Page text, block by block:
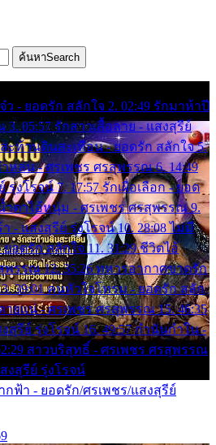
ค้นหาSearch
ว - ยอดรัก สลักใจ 2. 02:49 รักมาห้าปี
05:57 รักสาวเสื้อลาย - แสงสุรีย์
สะท้านดินสะเทือน - ยอดรัก สลักใจ 5.
หล่น - ศรเพชร ศรสุพรรณ 6. 14:49
รุ่งโรจน์ 7. 17:57 รักเผื่อเลือก - ยอด
ำตาไอ้หนุ่ม - ศรเพชร ศรสุพรรณ 9.
- แสงสุรีย์ รุ่งโรจน์ 10. 28:08 ไม่มี
อดรัก สลักใจ 11. 31:29 ชีวิตไอ้
พรรณ 12. 35:26 ทหารอากาศขาดรัก
39:01 คนหัวใจโทรม - ยอดรัก สลัก
ายแน่ - ศรเพชร ศรสุพรรณ 15. 46:35
สุรีย์ รุ่งโรจน์ 16. 49:57 กำนันกำใน -
สาวบริสุทธิ์ - ศรเพชร ศรสุพรรณ
งสุรีย์ รุ่งโรจน์
กฟ้า - ยอดรัก/ศรเพชร/แสงสุรีย์